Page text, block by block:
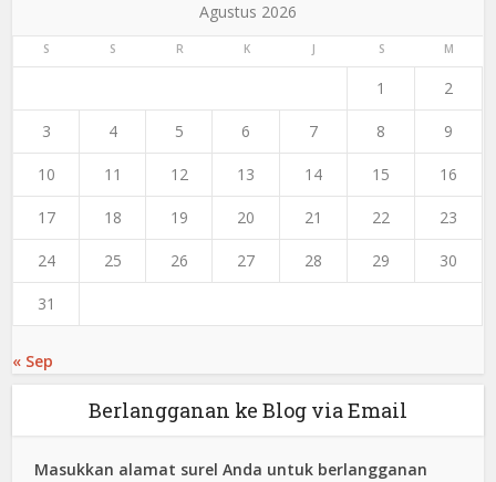
Agustus 2026
S S R K J S M
1 2
3 4 5 6 7 8 9
10 11 12 13 14 15 16
17 18 19 20 21 22 23
24 25 26 27 28 29 30
31
« Sep
Berlangganan ke Blog via Email
Masukkan alamat surel Anda untuk berlangganan